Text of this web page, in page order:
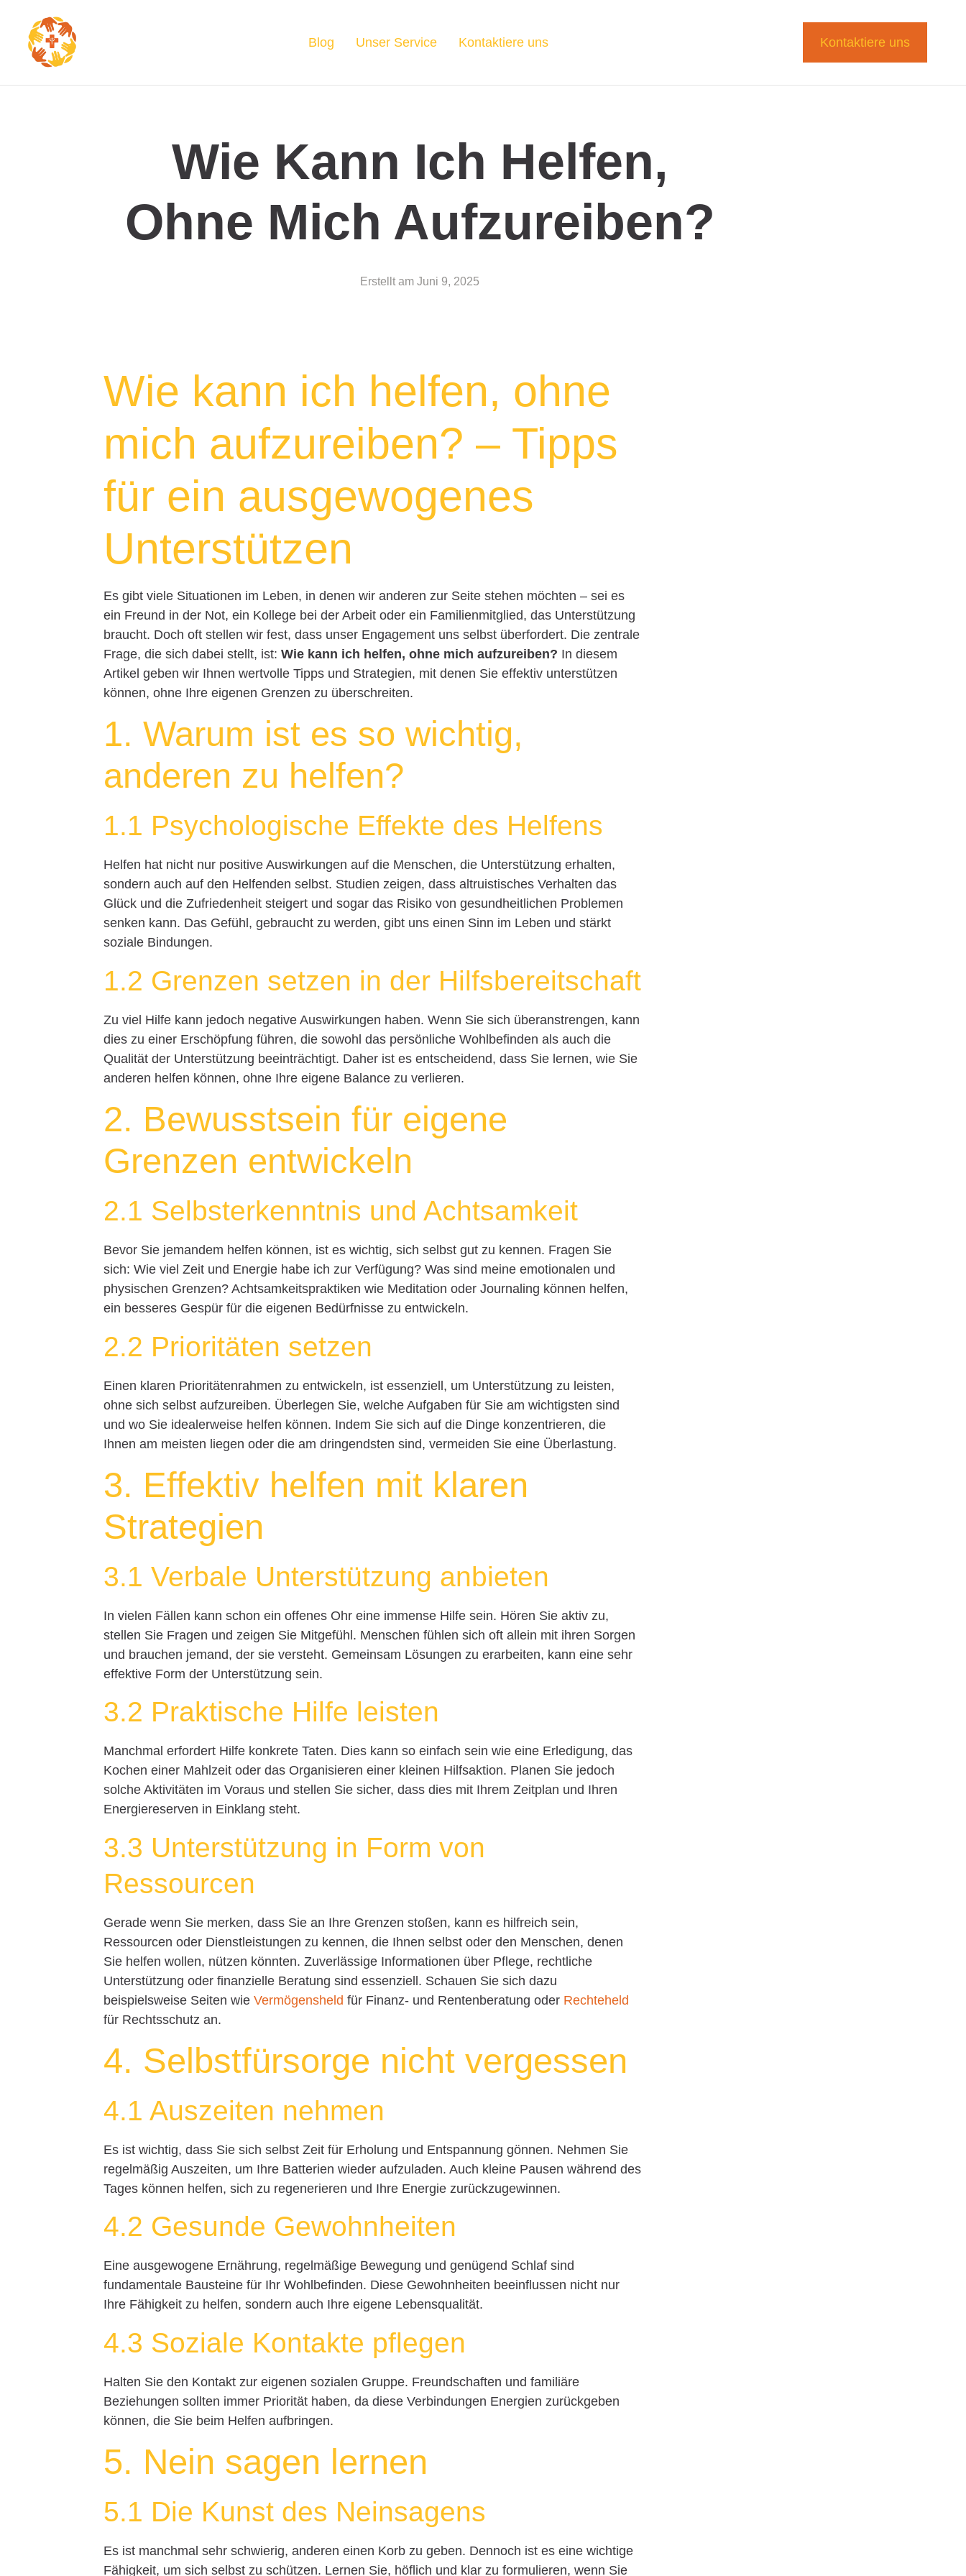
Blog Unser Service Kontaktiere uns Kontaktiere uns
Wie Kann Ich Helfen,
Ohne Mich Aufzureiben?
Erstellt am Juni 9, 2025
Wie kann ich helfen, ohne
mich aufzureiben? – Tipps
für ein ausgewogenes
Unterstützen
Es gibt viele Situationen im Leben, in denen wir anderen zur Seite stehen möchten – sei es
ein Freund in der Not, ein Kollege bei der Arbeit oder ein Familienmitglied, das Unterstützung
braucht. Doch oft stellen wir fest, dass unser Engagement uns selbst überfordert. Die zentrale
Frage, die sich dabei stellt, ist:Wie kann ich helfen, ohne mich aufzureiben? In diesem
Artikel geben wir Ihnen wertvolle Tipps und Strategien, mit denen Sie effektiv unterstützen
können, ohne Ihre eigenen Grenzen zu überschreiten.
1. Warum ist es so wichtig,
anderen zu helfen?
1.1 Psychologische Effekte des Helfens
Helfen hat nicht nur positive Auswirkungen auf die Menschen, die Unterstützung erhalten,
sondern auch auf den Helfenden selbst. Studien zeigen, dass altruistisches Verhalten das
Glück und die Zufriedenheit steigert und sogar das Risiko von gesundheitlichen Problemen
senken kann. Das Gefühl, gebraucht zu werden, gibt uns einen Sinn im Leben und stärkt
soziale Bindungen.
1.2 Grenzen setzen in der Hilfsbereitschaft
Zu viel Hilfe kann jedoch negative Auswirkungen haben. Wenn Sie sich überanstrengen, kann
dies zu einer Erschöpfung führen, die sowohl das persönliche Wohlbefinden als auch die
Qualität der Unterstützung beeinträchtigt. Daher ist es entscheidend, dass Sie lernen, wie Sie
anderen helfen können, ohne Ihre eigene Balance zu verlieren.
2. Bewusstsein für eigene
Grenzen entwickeln
2.1 Selbsterkenntnis und Achtsamkeit
Bevor Sie jemandem helfen können, ist es wichtig, sich selbst gut zu kennen. Fragen Sie
sich: Wie viel Zeit und Energie habe ich zur Verfügung? Was sind meine emotionalen und
physischen Grenzen? Achtsamkeitspraktiken wie Meditation oder Journaling können helfen,
ein besseres Gespür für die eigenen Bedürfnisse zu entwickeln.
2.2 Prioritäten setzen
Einen klaren Prioritätenrahmen zu entwickeln, ist essenziell, um Unterstützung zu leisten,
ohne sich selbst aufzureiben. Überlegen Sie, welche Aufgaben für Sie am wichtigsten sind
und wo Sie idealerweise helfen können. Indem Sie sich auf die Dinge konzentrieren, die
Ihnen am meisten liegen oder die am dringendsten sind, vermeiden Sie eine Überlastung.
3. Effektiv helfen mit klaren
Strategien
3.1 Verbale Unterstützung anbieten
In vielen Fällen kann schon ein offenes Ohr eine immense Hilfe sein. Hören Sie aktiv zu,
stellen Sie Fragen und zeigen Sie Mitgefühl. Menschen fühlen sich oft allein mit ihren Sorgen
und brauchen jemand, der sie versteht. Gemeinsam Lösungen zu erarbeiten, kann eine sehr
effektive Form der Unterstützung sein.
3.2 Praktische Hilfe leisten
Manchmal erfordert Hilfe konkrete Taten. Dies kann so einfach sein wie eine Erledigung, das
Kochen einer Mahlzeit oder das Organisieren einer kleinen Hilfsaktion. Planen Sie jedoch
solche Aktivitäten im Voraus und stellen Sie sicher, dass dies mit Ihrem Zeitplan und Ihren
Energiereserven in Einklang steht.
3.3 Unterstützung in Form von
Ressourcen
Gerade wenn Sie merken, dass Sie an Ihre Grenzen stoßen, kann es hilfreich sein,
Ressourcen oder Dienstleistungen zu kennen, die Ihnen selbst oder den Menschen, denen
Sie helfen wollen, nützen könnten. Zuverlässige Informationen über Pflege, rechtliche
Unterstützung oder finanzielle Beratung sind essenziell. Schauen Sie sich dazu
beispielsweise Seiten wieVermögensheld für Finanz- und Rentenberatung oder Rechteheld
für Rechtsschutz an.
4. Selbstfürsorge nicht vergessen
4.1 Auszeiten nehmen
Es ist wichtig, dass Sie sich selbst Zeit für Erholung und Entspannung gönnen. Nehmen Sie
regelmäßig Auszeiten, um Ihre Batterien wieder aufzuladen. Auch kleine Pausen während des
Tages können helfen, sich zu regenerieren und Ihre Energie zurückzugewinnen.
4.2 Gesunde Gewohnheiten
Eine ausgewogene Ernährung, regelmäßige Bewegung und genügend Schlaf sind
fundamentale Bausteine für Ihr Wohlbefinden. Diese Gewohnheiten beeinflussen nicht nur
Ihre Fähigkeit zu helfen, sondern auch Ihre eigene Lebensqualität.
4.3 Soziale Kontakte pflegen
Halten Sie den Kontakt zur eigenen sozialen Gruppe. Freundschaften und familiäre
Beziehungen sollten immer Priorität haben, da diese Verbindungen Energien zurückgeben
können, die Sie beim Helfen aufbringen.
5. Nein sagen lernen
5.1 Die Kunst des Neinsagens
Es ist manchmal sehr schwierig, anderen einen Korb zu geben. Dennoch ist es eine wichtige
Fähigkeit, um sich selbst zu schützen. Lernen Sie, höflich und klar zu formulieren, wenn Sie